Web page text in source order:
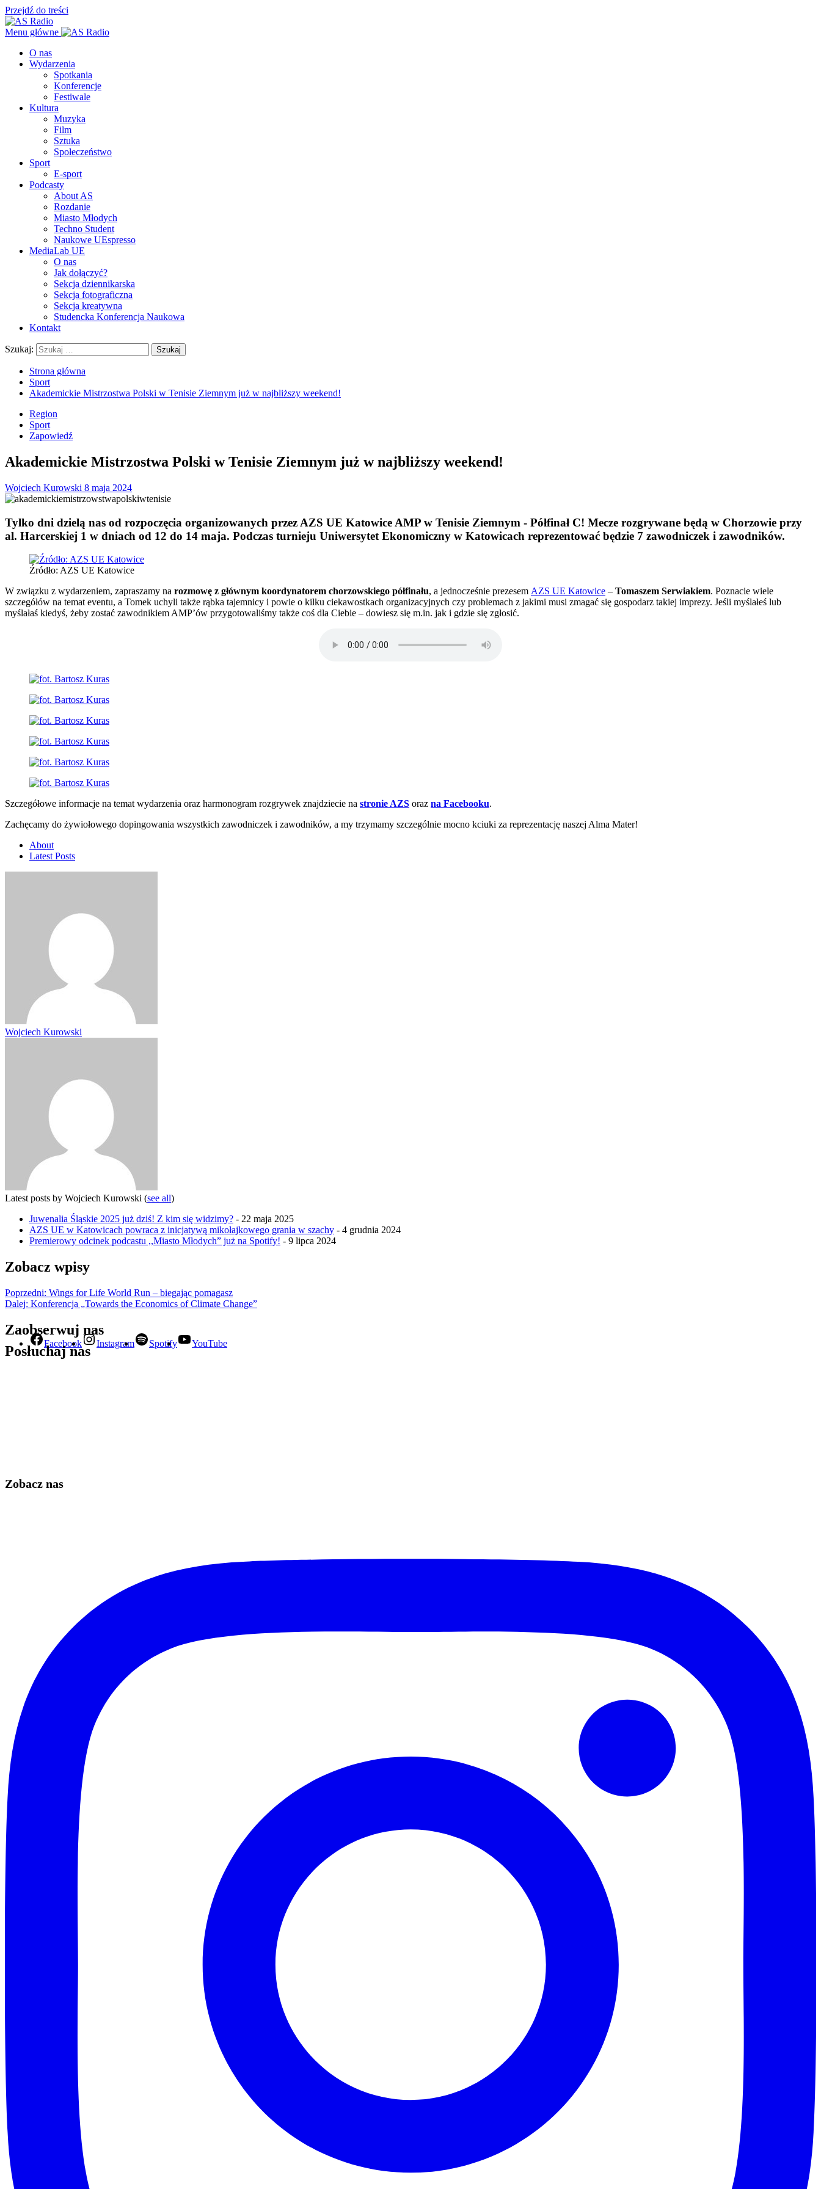
Przejdź do treści
Menu główne
O nas
Wydarzenia
Spotkania
Konferencje
Festiwale
Kultura
Muzyka
Film
Sztuka
Społeczeństwo
Sport
E-sport
Podcasty
About AS
Rozdanie
Miasto Młodych
Techno Student
Naukowe UEspresso
MediaLab UE
O nas
Jak dołączyć?
Sekcja dziennikarska
Sekcja fotograficzna
Sekcja kreatywna
Studencka Konferencja Naukowa
Kontakt
Szukaj:
Strona główna
Sport
Akademickie Mistrzostwa Polski w Tenisie Ziemnym już w najbliższy weekend!
Region
Sport
Zapowiedź
Akademickie Mistrzostwa Polski w Tenisie Ziemnym już w najbliższy weekend!
Wojciech Kurowski 8 maja 2024
Tylko dni dzielą nas od rozpoczęcia organizowanych przez AZS UE Katowice AMP w Tenisie Ziemnym - Półfinał C! Mecze rozgrywane będą w Chorzowie przy
al. Harcerskiej 1 w dniach od 12 do 14 maja. Podczas turnieju Uniwersytet Ekonomiczny w Katowicach reprezentować będzie 7 zawodniczek i zawodników.
Źródło: AZS UE Katowice
W związku z wydarzeniem, zapraszamy na rozmowę z głównym koordynatorem chorzowskiego półfinału, a jednocześnie prezesem AZS UE Katowice – Tomaszem Serwiakiem. Poznacie wiele
szczegółów na temat eventu, a Tomek uchyli także rąbka tajemnicy i powie o kilku ciekawostkach organizacyjnych czy problemach z jakimi musi zmagać się gospodarz takiej imprezy. Jeśli myślałeś lub
myślałaś kiedyś, żeby zostać zawodnikiem AMP’ów przygotowaliśmy także coś dla Ciebie – dowiesz się m.in. jak i gdzie się zgłosić.
Szczegółowe informacje na temat wydarzenia oraz harmonogram rozgrywek znajdziecie na stronie AZS oraz na Facebooku.
Zachęcamy do żywiołowego dopingowania wszystkich zawodniczek i zawodników, a my trzymamy szczególnie mocno kciuki za reprezentację naszej Alma Mater!
About
Latest Posts
Wojciech Kurowski
Latest posts by Wojciech Kurowski (see all)
Juwenalia Śląskie 2025 już dziś! Z kim się widzimy? - 22 maja 2025
AZS UE w Katowicach powraca z inicjatywą mikołajkowego grania w szachy - 4 grudnia 2024
Premierowy odcinek podcastu ,,Miasto Młodych” już na Spotify! - 9 lipca 2024
Zobacz wpisy
Poprzedni: Wings for Life World Run – biegając pomagasz
Dalej: Konferencja „Towards the Economics of Climate Change”
Zaobserwuj nas
Facebook Instagram Spotify YouTube
Posłuchaj nas
Zobacz nas